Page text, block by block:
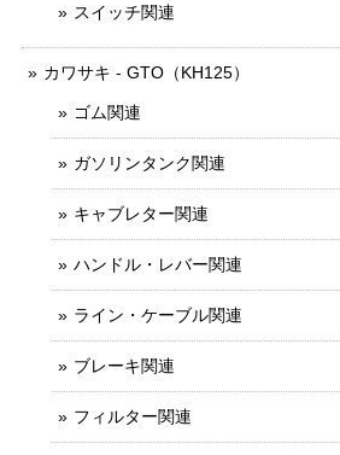
スイッチ関連
カワサキ - GTO（KH125）
ゴム関連
ガソリンタンク関連
キャブレター関連
ハンドル・レバー関連
ライン・ケーブル関連
ブレーキ関連
フィルター関連